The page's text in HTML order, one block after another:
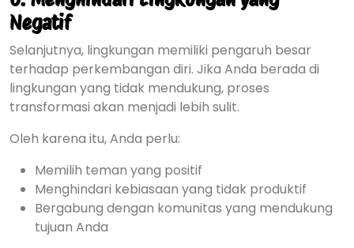
Negatif
Selanjutnya, lingkungan memiliki pengaruh besar
terhadap perkembangan diri. Jika Anda berada di
lingkungan yang tidak mendukung, proses
transformasi akan menjadi lebih sulit.
Oleh karena itu, Anda perlu:
Memilih teman yang positif
Menghindari kebiasaan yang tidak produktif
Bergabung dengan komunitas yang mendukung
tujuan Anda